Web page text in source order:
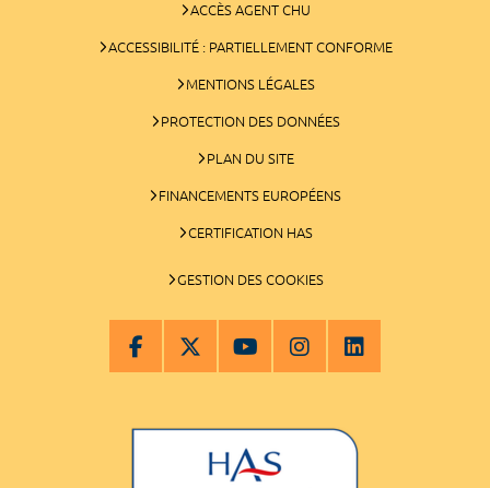
ACCÈS AGENT CHU
ACCESSIBILITÉ : PARTIELLEMENT CONFORME
MENTIONS LÉGALES
PROTECTION DES DONNÉES
PLAN DU SITE
FINANCEMENTS EUROPÉENS
CERTIFICATION HAS
GESTION DES COOKIES